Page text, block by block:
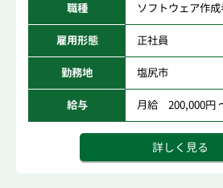
職種 ソフトウェア作成
雇用形態 正社員
勤務地 塩尻市
給与 月給 200,000円
詳しく見る